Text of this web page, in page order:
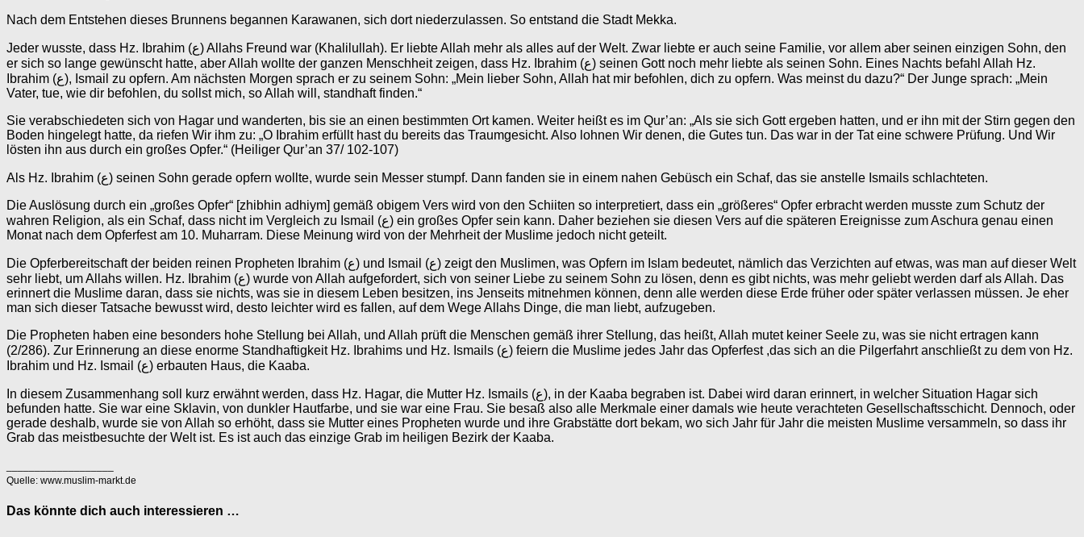
Nach dem Entstehen dieses Brunnens begannen Karawanen, sich dort niederzulassen. So entstand die Stadt Mekka.
Jeder wusste, dass Hz. Ibrahim (ع) Allahs Freund war (Khalilullah). Er liebte Allah mehr als alles auf der Welt. Zwar liebte er auch seine Familie, vor allem aber seinen einzigen Sohn, den
er sich so lange gewünscht hatte, aber Allah wollte der ganzen Menschheit zeigen, dass Hz. Ibrahim (ع) seinen Gott noch mehr liebte als seinen Sohn. Eines Nachts befahl Allah Hz.
Ibrahim (ع), Ismail zu opfern. Am nächsten Morgen sprach er zu seinem Sohn: „Mein lieber Sohn, Allah hat mir befohlen, dich zu opfern. Was meinst du dazu?“ Der Junge sprach: „Mein
Vater, tue, wie dir befohlen, du sollst mich, so Allah will, standhaft finden.“
Sie verabschiedeten sich von Hagar und wanderten, bis sie an einen bestimmten Ort kamen. Weiter heißt es im Qur’an: „Als sie sich Gott ergeben hatten, und er ihn mit der Stirn gegen den
Boden hingelegt hatte, da riefen Wir ihm zu: „O Ibrahim erfüllt hast du bereits das Traumgesicht. Also lohnen Wir denen, die Gutes tun. Das war in der Tat eine schwere Prüfung. Und Wir
lösten ihn aus durch ein großes Opfer.“ (Heiliger Qur’an 37/ 102-107)
Als Hz. Ibrahim (ع) seinen Sohn gerade opfern wollte, wurde sein Messer stumpf. Dann fanden sie in einem nahen Gebüsch ein Schaf, das sie anstelle Ismails schlachteten.
Die Auslösung durch ein „großes Opfer“ [zhibhin adhiym] gemäß obigem Vers wird von den Schiiten so interpretiert, dass ein „größeres“ Opfer erbracht werden musste zum Schutz der
wahren Religion, als ein Schaf, dass nicht im Vergleich zu Ismail (ع) ein großes Opfer sein kann. Daher beziehen sie diesen Vers auf die späteren Ereignisse zum Aschura genau einen
Monat nach dem Opferfest am 10. Muharram. Diese Meinung wird von der Mehrheit der Muslime jedoch nicht geteilt.
Die Opferbereitschaft der beiden reinen Propheten Ibrahim (ع) und Ismail (ع) zeigt den Muslimen, was Opfern im Islam bedeutet, nämlich das Verzichten auf etwas, was man auf dieser Welt
sehr liebt, um Allahs willen. Hz. Ibrahim (ع) wurde von Allah aufgefordert, sich von seiner Liebe zu seinem Sohn zu lösen, denn es gibt nichts, was mehr geliebt werden darf als Allah. Das
erinnert die Muslime daran, dass sie nichts, was sie in diesem Leben besitzen, ins Jenseits mitnehmen können, denn alle werden diese Erde früher oder später verlassen müssen. Je eher
man sich dieser Tatsache bewusst wird, desto leichter wird es fallen, auf dem Wege Allahs Dinge, die man liebt, aufzugeben.
Die Propheten haben eine besonders hohe Stellung bei Allah, und Allah prüft die Menschen gemäß ihrer Stellung, das heißt, Allah mutet keiner Seele zu, was sie nicht ertragen kann
(2/286). Zur Erinnerung an diese enorme Standhaftigkeit Hz. Ibrahims und Hz. Ismails (ع) feiern die Muslime jedes Jahr das Opferfest ,das sich an die Pilgerfahrt anschließt zu dem von Hz.
Ibrahim und Hz. Ismail (ع) erbauten Haus, die Kaaba.
In diesem Zusammenhang soll kurz erwähnt werden, dass Hz. Hagar, die Mutter Hz. Ismails (ع), in der Kaaba begraben ist. Dabei wird daran erinnert, in welcher Situation Hagar sich
befunden hatte. Sie war eine Sklavin, von dunkler Hautfarbe, und sie war eine Frau. Sie besaß also alle Merkmale einer damals wie heute verachteten Gesellschaftsschicht. Dennoch, oder
gerade deshalb, wurde sie von Allah so erhöht, dass sie Mutter eines Propheten wurde und ihre Grabstätte dort bekam, wo sich Jahr für Jahr die meisten Muslime versammeln, so dass ihr
Grab das meistbesuchte der Welt ist. Es ist auch das einzige Grab im heiligen Bezirk der Kaaba.
Quelle: www.muslim-markt.de
Das könnte dich auch interessieren …